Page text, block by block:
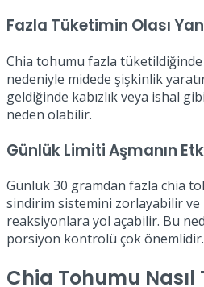
Fazla Tüketimin Olası
Chia tohumu fazla
nedeniyle midede şişkinlik
geldiğinde kabızlık veya ishal
neden olabilir.
Günlük Limiti Aşmanın
Günlük 30 gramdan fazla chia
sindirim sistemini zorlayabilir ve
reaksiyonlara yol açabilir. Bu
porsiyon kontrolü çok önemlidir.
Chia Tohumu